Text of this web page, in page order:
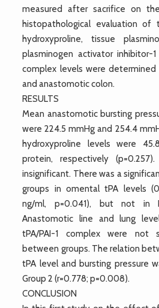
measured after sacrifice on
histopathological evaluation of
hydroxyproline, tissue
plasminogen activator inhibitor-1
complex levels were
and anastomotic colon.
RESULTS
Mean anastomotic bursting
were 224.5 mmHg and 254.4
hydroxyproline levels were
protein, respectively
insignificant. There was a
groups in omental tPA levels
ng/ml, p=0.041), but not in
Anastomotic line and lung
tPA/PAI-1 complex were not
between groups. The relation
tPA level and bursting pressure
Group 2 (r=0.778; p=0.008).
CONCLUSION